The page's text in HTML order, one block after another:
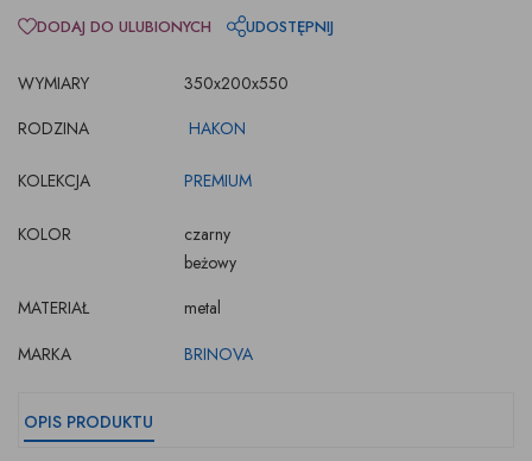
WYMIARY
350x200x550
RODZINA
HAKON
KOLEKCJA PREMIUM
KOLOR
czarny
beżowy
MATERIAŁ
metal
MARKA
BRINOVA
DODAJ DO ULUBIONYCH UDOSTĘPNIJ
OPIS PRODUKTU